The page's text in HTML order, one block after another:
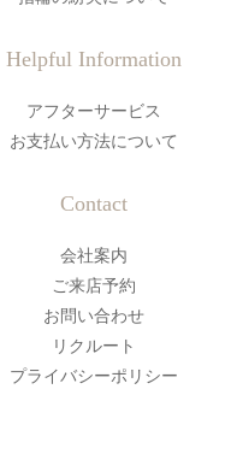
Helpful Information
アフターサービス
お支払い方法について
Contact
会社案内
ご来店予約
お問い合わせ
リクルート
プライバシーポリシー